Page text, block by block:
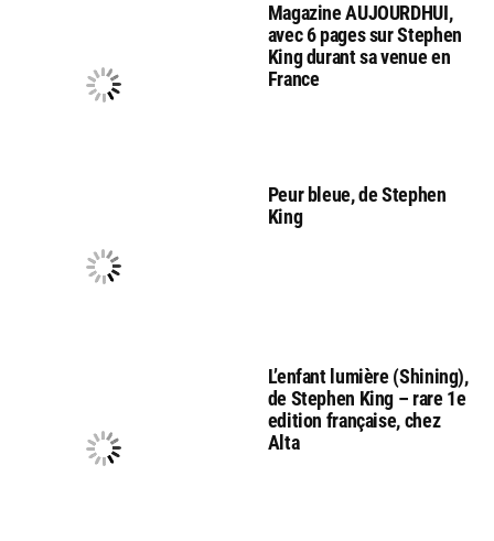
Magazine AUJOURDHUI,
avec 6 pages sur Stephen
King durant sa venue en
France
Peur bleue, de Stephen
King
L’enfant lumière (Shining),
de Stephen King – rare 1e
edition française, chez
Alta